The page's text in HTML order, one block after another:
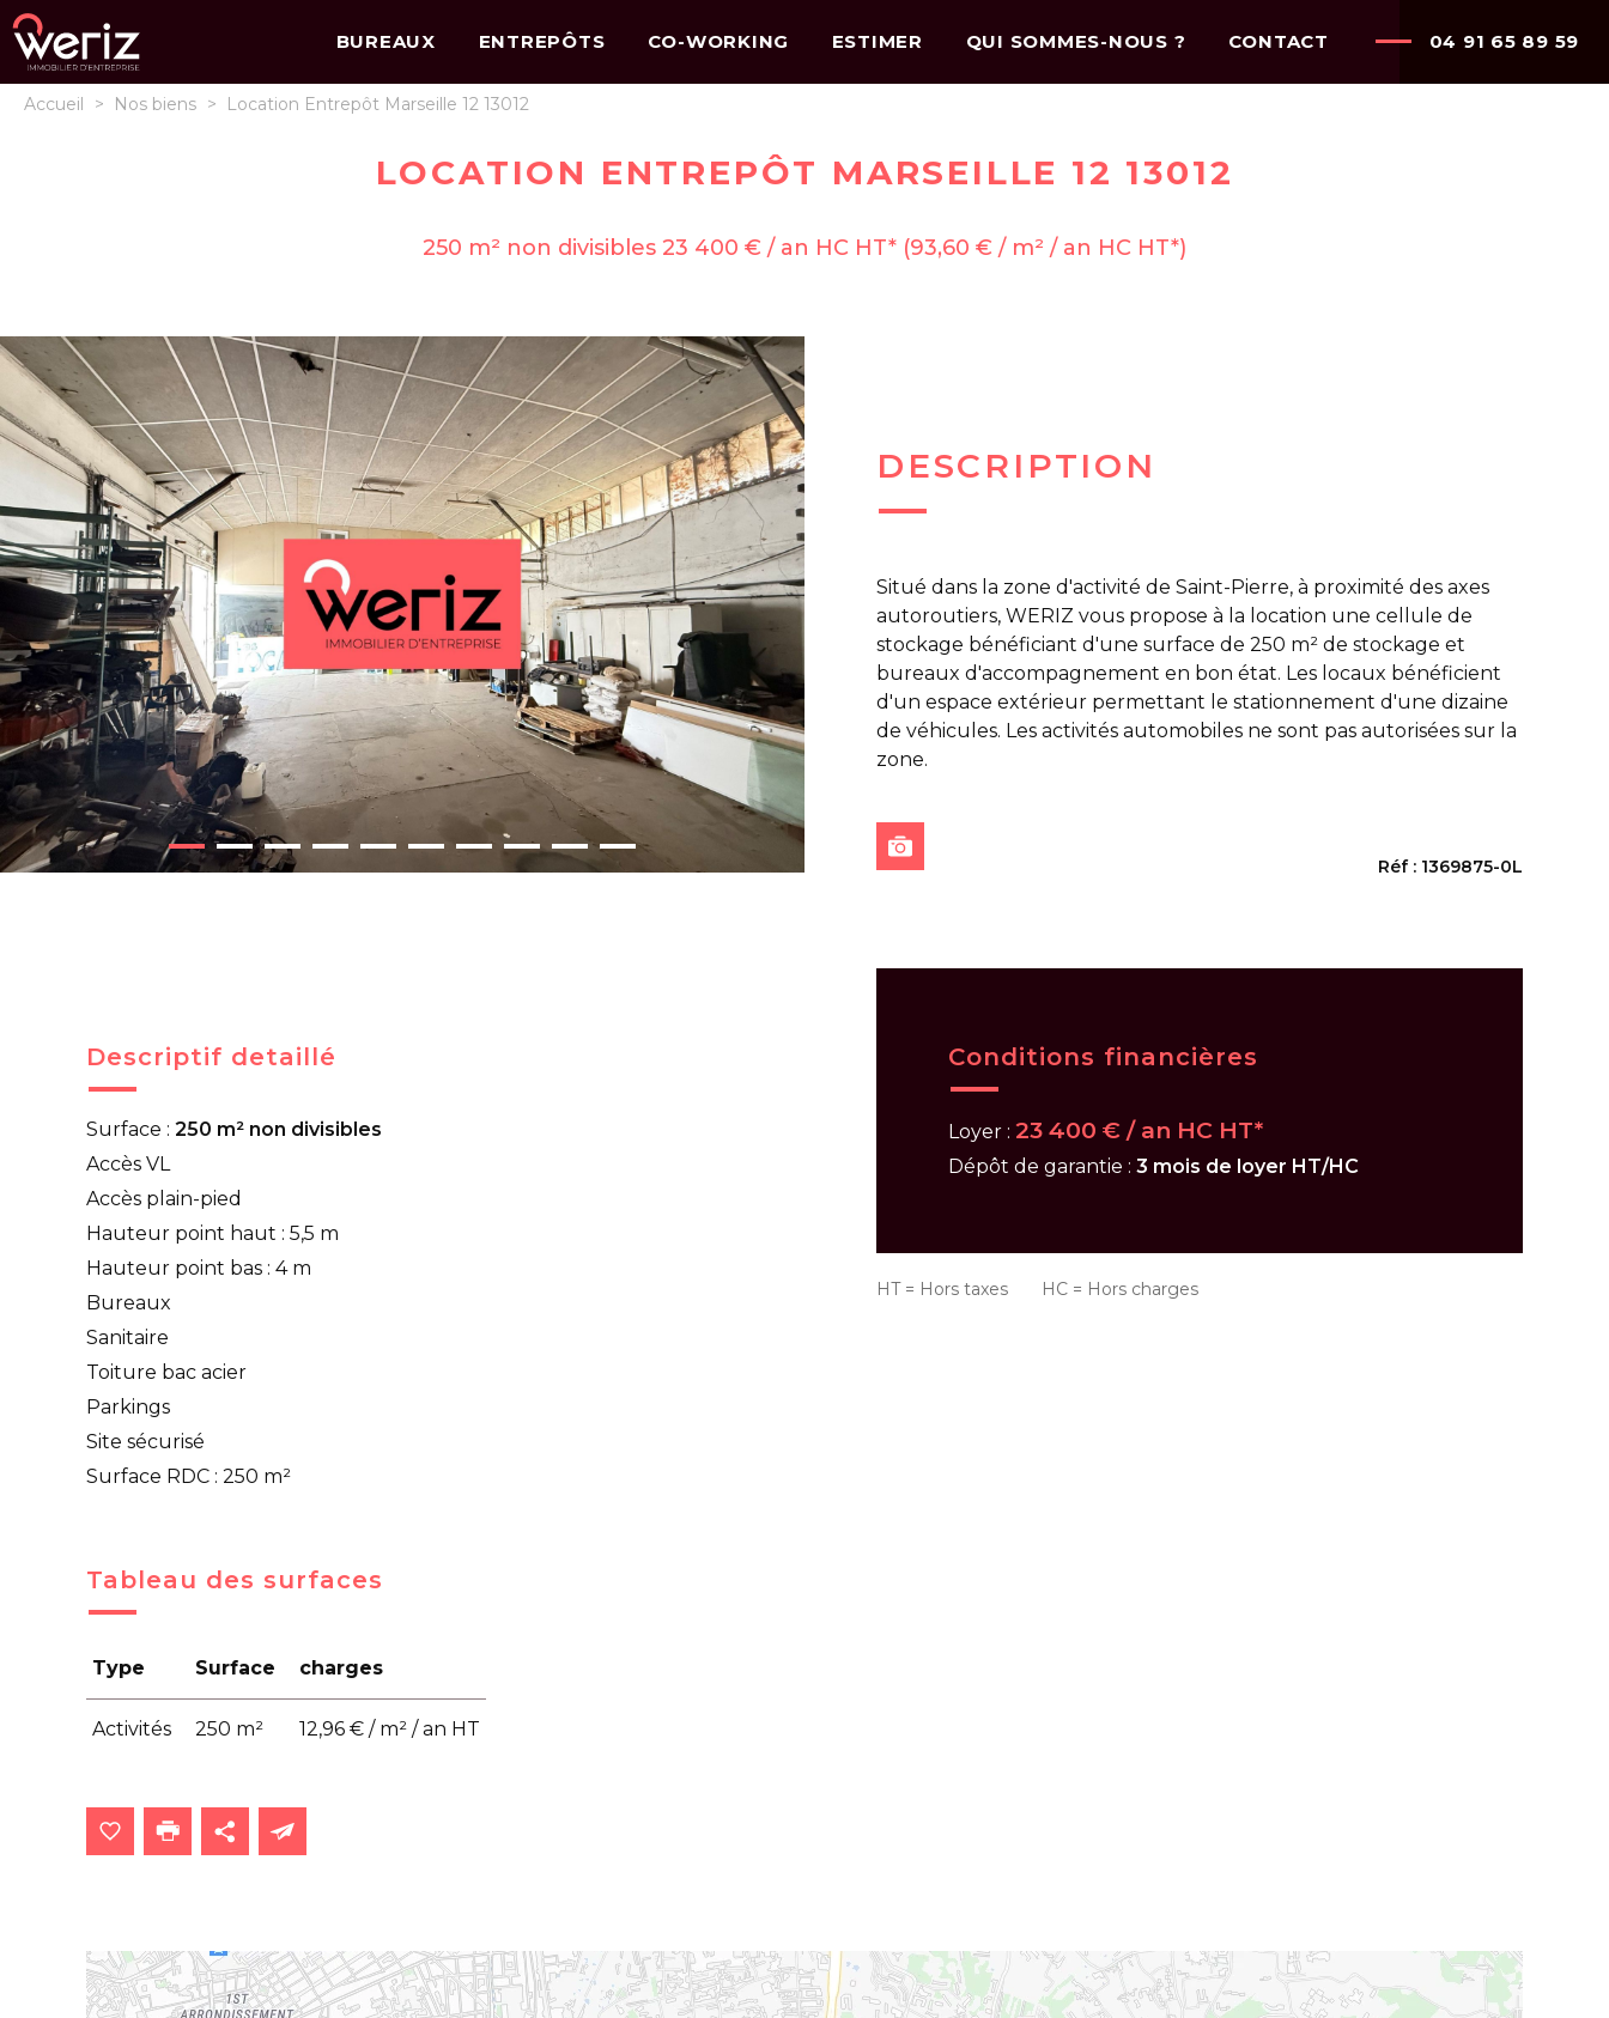
BUREAUX ENTREPÔTS CO-WORKING ESTIMER QUI SOMMES-NOUS ? CONTACT 04 91 65 89 59
Accueil > Nos biens > Location Entrepôt Marseille 12 13012
LOCATION ENTREPÔT MARSEILLE 12 13012
250 m² non divisibles 23 400 € / an HC HT* (93,60 € / m² / an HC HT*)
DESCRIPTION
Situé dans la zone d'activité de Saint-Pierre, à proximité des axes
autoroutiers, WERIZ vous propose à la location une cellule de
stockage bénéficiant d'une surface de 250 m² de stockage et
bureaux d'accompagnement en bon état. Les locaux bénéficient
d'un espace extérieur permettant le stationnement d'une dizaine
de véhicules. Les activités automobiles ne sont pas autorisées sur la
zone.
Réf : 1369875-0L
Descriptif detaillé
Surface : 250 m² non divisibles
Accès VL
Accès plain-pied
Hauteur point haut : 5,5 m
Hauteur point bas : 4 m
Bureaux
Sanitaire
Toiture bac acier
Parkings
Site sécurisé
Surface RDC : 250 m²
Conditions financières
Loyer : 23 400 € / an HC HT*
Dépôt de garantie : 3 mois de loyer HT/HC
HT = Hors taxes HC = Hors charges
Tableau des surfaces
Type Surface charges
Activités 250 m² 12,96 € / m² / an HT